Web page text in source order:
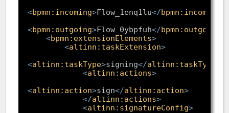
<bpmn:incoming>Flow_1enq1lu</bpmn:incoming
<bpmn:outgoing>Flow_0ybpfuh</bpmn:outgoing
<bpmn:extensionElements>
<altinn:taskExtension>
<altinn:taskType>signing</altinn:taskType
<altinn:actions>
<altinn:action>sign</altinn:action>
</altinn:actions>
<altinn:signatureConfig>